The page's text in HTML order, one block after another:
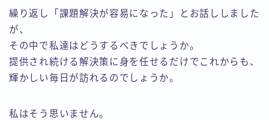
繰り返し「課題解決が容易になった」とお話ししました
が、
その中で私達はどうするべきでしょうか。
提供され続ける解決策に身を任せるだけでこれからも、
輝かしい毎日が訪れるのでしょうか。
私はそう思いません。